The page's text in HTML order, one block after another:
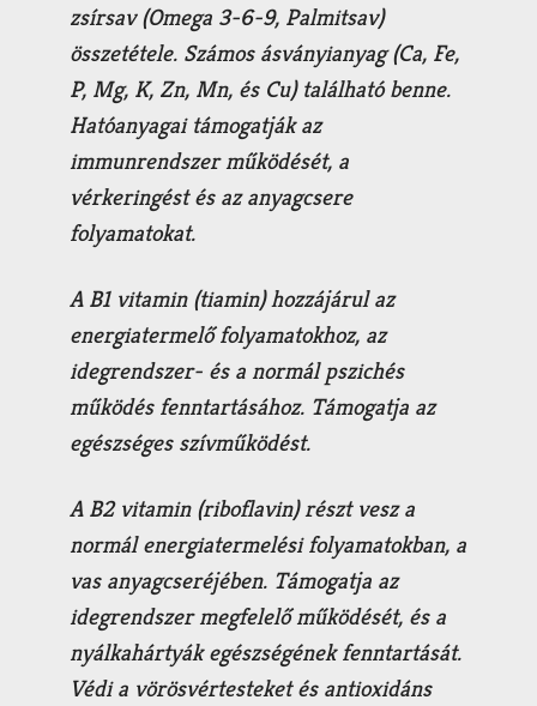
zsírsav (Omega 3-6-9, Palmitsav)
összetétele. Számos ásványianyag (Ca, Fe,
P, Mg, K, Zn, Mn, és Cu) található benne.
Hatóanyagai támogatják az
immunrendszer működését, a
vérkeringést és az anyagcsere
folyamatokat.
A B1 vitamin (tiamin)hozzájárul az
energiatermelő folyamatokhoz, az
idegrendszer- és a normál pszichés
működés fenntartásához. Támogatja az
egészséges szívműködést.
A B2 vitamin (riboflavin) részt vesz a
normál energiatermelési folyamatokban, a
vas anyagcseréjében. Támogatja az
idegrendszer megfelelő működését, és a
nyálkahártyák egészségének fenntartását.
Védi a vörösvértesteket és antioxidáns